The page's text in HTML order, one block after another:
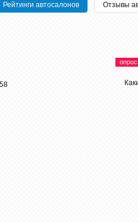
Рейтинги автосалонов Отзывы